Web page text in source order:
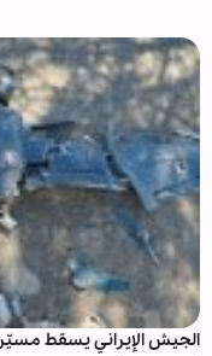
الجيش الإيراني يسقط